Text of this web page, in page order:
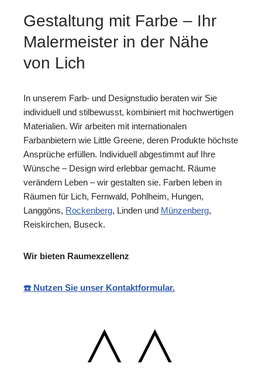
Gestaltung mit Farbe – Ihr
Malermeister in der Nähe
von Lich
In unserem Farb- und Designstudio beraten wir Sie
individuell und stilbewusst, kombiniert mit hochwertigen
Materialien. Wir arbeiten mit internationalen
Farbanbietern wie Little Greene, deren Produkte höchste
Ansprüche erfüllen. Individuell abgestimmt auf Ihre
Wünsche – Design wird erlebbar gemacht. Räume
verändern Leben – wir gestalten sie. Farben leben in
Räumen für Lich, Fernwald, Pohlheim, Hungen,
Langgöns, Rockenberg, Linden und Münzenberg,
Reiskirchen, Buseck.
Wir bieten Raumexzellenz
☎️ Nutzen Sie unser Kontaktformular.